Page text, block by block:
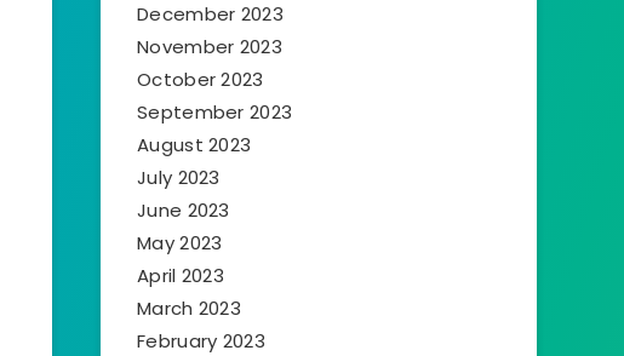
December 2023
November 2023
October 2023
September 2023
August 2023
July 2023
June 2023
May 2023
April 2023
March 2023
February 2023